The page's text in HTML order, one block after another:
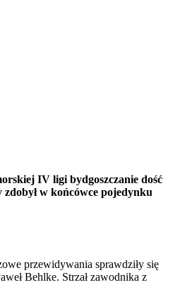
IV ligi bydgoszczanie dość
w końcówce pojedynku
przewidywania sprawdziły się
Behlke. Strzał zawodnika z